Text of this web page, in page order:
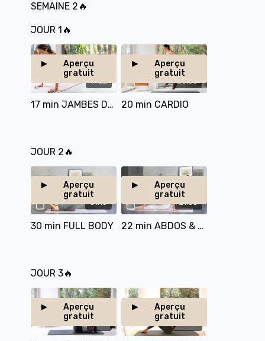
SEMAINE 2🔥
JOUR 1🔥
Aperçu
gratuit
17 min JAMBES DE RÊVE
Aperçu
gratuit
20 min CARDIO
JOUR 2🔥
31:15
Aperçu
gratuit
30 min FULL BODY
21:33
Aperçu
gratuit
22 min ABDOS & DOS
JOUR 3🔥
Aperçu
gratuit
Aperçu
gratuit